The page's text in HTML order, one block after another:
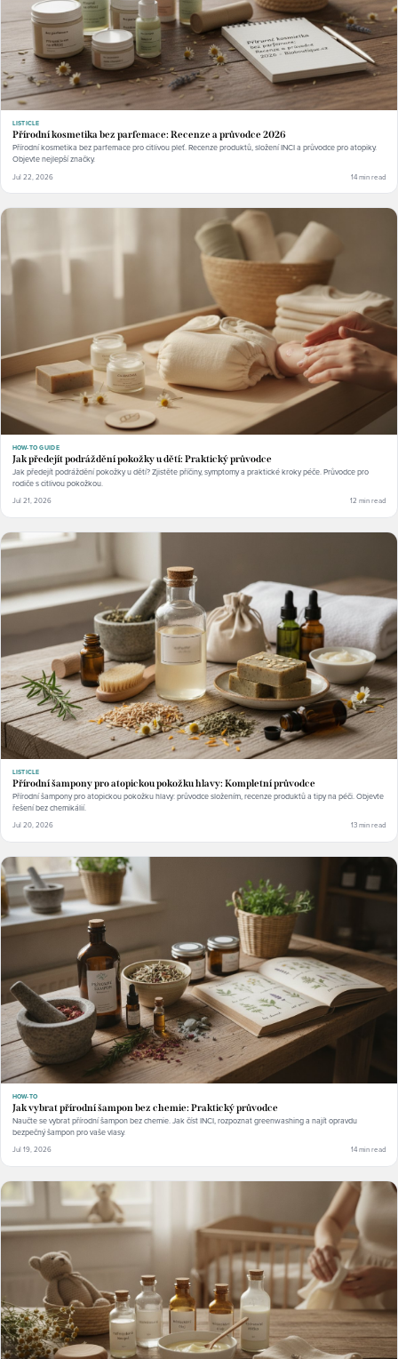
LISTICLE
Přírodní kosmetika bez parfemace: Recenze a průvodce 2026
Přírodní kosmetika bez parfemace pro citlivou pleť. Recenze produktů, složení INCI a průvodce pro atopiky.
Objevte nejlepší značky.
Jul 22, 2026 14 min read
HOW-TO GUIDE
Jak předejít podráždění pokožky u dětí: Praktický průvodce
Jak předejít podráždění pokožky u dětí? Zjistěte příčiny, symptomy a praktické kroky péče. Průvodce pro
rodiče s citlivou pokožkou.
Jul 21, 2026 12 min read
LISTICLE
Přírodní šampony pro atopickou pokožku hlavy: Kompletní průvodce
Přírodní šampony pro atopickou pokožku hlavy: průvodce složením, recenze produktů a tipy na péči. Objevte
řešení bez chemikálií.
Jul 20, 2026 13 min read
HOW-TO
Jak vybrat přírodní šampon bez chemie: Praktický průvodce
Naučte se vybrat přírodní šampon bez chemie. Jak číst INCI, rozpoznat greenwashing a najít opravdu
bezpečný šampon pro vaše vlasy.
Jul 19, 2026 14 min read